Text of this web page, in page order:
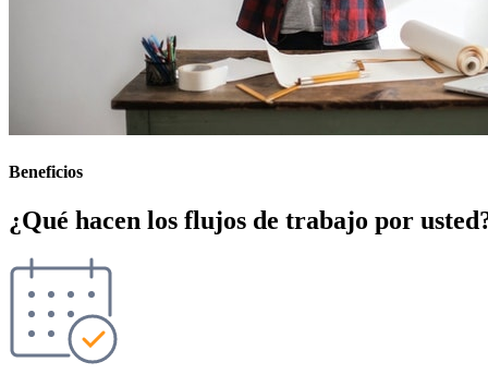
Beneficios
¿Qué hacen los flujos de trabajo por